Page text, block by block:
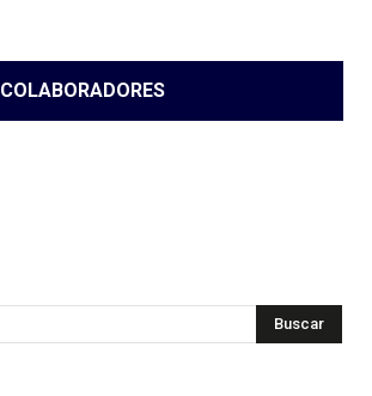
COLABORADORES
Buscar